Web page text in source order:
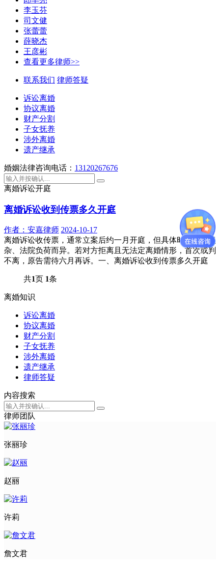
李玉芬
司文健
张蕾蕾
薛晓杰
王彦彬
查看更多律师>>
联系我们 律师答疑
诉讼离婚
协议离婚
财产分割
子女抚养
涉外离婚
遗产继承
婚姻法律咨询电话： 13120267676
离婚诉讼开庭
离婚诉讼收到传票多久开庭
作者： 安嘉律师 2024-10-17
离婚诉讼收传票，通常立案后约一月开庭，但具体时间因案复
杂、法院负荷而异。若对方拒离且无法定离婚情形，首次或判
不离，原告需待六月再诉。一、离婚诉讼收到传票多久开庭
共1页 1条
离婚知识
诉讼离婚
协议离婚
财产分割
子女抚养
涉外离婚
遗产继承
律师答疑
内容搜索
律师团队
张丽珍
赵丽
许莉
詹文君